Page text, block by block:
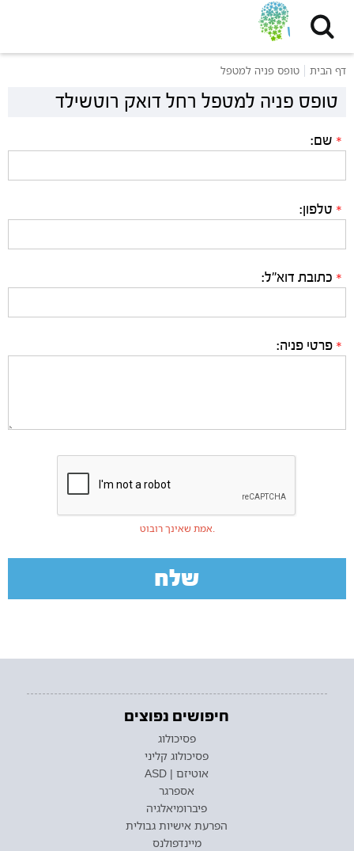
דף הבית טופס פניה למטפל
טופס פניה למטפל רחל דואק רוטשילד
* שם:
* טלפון:
* כתובת דוא"ל:
* פרטי פניה:
אמת שאינך רובוט.
שלח
חיפושים נפוצים
פסיכולוג
פסיכולוג קליני
אוטיזם | ASD
אספרגר
פיברומיאלגיה
הפרעת אישיות גבולית
מיינדפולנס